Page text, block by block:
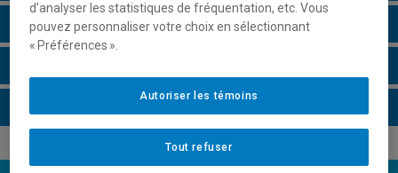
Horaire - Été 2026
d’analyser les statistiques de fréquentation, etc. Vous
pouvez personnaliser votre choix en sélectionnant
« Préférences ».
Tout refuser
Autoriser les témoins